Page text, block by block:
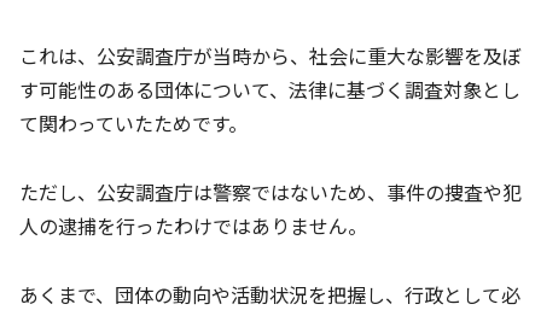
これは、公安調査庁が当時から、社会に重大な影響を及ぼ
す可能性のある団体について、法律に基づく調査対象とし
て関わっていたためです。
ただし、公安調査庁は警察ではないため、事件の捜査や犯
人の逮捕を行ったわけではありません。
あくまで、団体の動向や活動状況を把握し、行政として必